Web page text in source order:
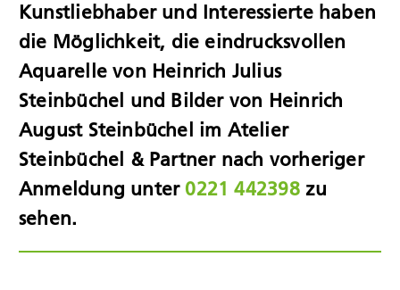
Kunstliebhaber und Interessierte haben
die Möglichkeit, die eindrucksvollen
Aquarelle von Heinrich Julius
Steinbüchel und Bilder von Heinrich
August Steinbüchel im Atelier
Steinbüchel & Partner nach vorheriger
Anmeldung unter0221 442398zu
sehen.